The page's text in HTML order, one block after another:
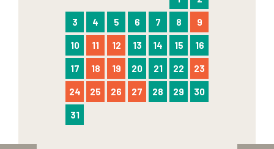
3 4 5 6 7 8 9
10 11 12 13 14 15 16
17 18 19 20 21 22 23
24 25 26 27 28 29 30
31